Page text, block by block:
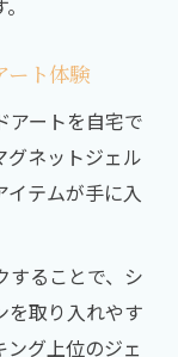
ート体験
アートを自宅で
グネットジェル
テムが手に入
することで、シ
を取り入れやす
グ上位のジェ